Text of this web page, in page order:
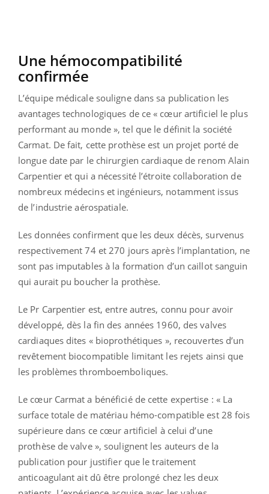
Une hémocompatibilité
confirmée
L’équipe médicale souligne dans sa publication les
avantages technologiques de ce « cœur artificiel le plus
performant au monde », tel que le définit la société
Carmat. De fait, cette prothèse est un projet porté de
longue date par le chirurgien cardiaque de renom Alain
Carpentier et qui a nécessité l’étroite collaboration de
nombreux médecins et ingénieurs, notamment issus
de l’industrie aérospatiale.
Les données confirment que les deux décès, survenus
respectivement 74 et 270 jours après l’implantation, ne
sont pas imputables à la formation d’un caillot sanguin
qui aurait pu boucher la prothèse.
Le Pr Carpentier est, entre autres, connu pour avoir
développé, dès la fin des années 1960, des valves
cardiaques dites « bioprothétiques », recouvertes d’un
revêtement biocompatible limitant les rejets ainsi que
les problèmes thromboemboliques.
Le cœur Carmat a bénéficié de cette expertise : « La
surface totale de matériau hémo-compatible est 28 fois
supérieure dans ce cœur artificiel à celui d’une
prothèse de valve », soulignent les auteurs de la
publication pour justifier que le traitement
anticoagulant ait dû être prolongé chez les deux